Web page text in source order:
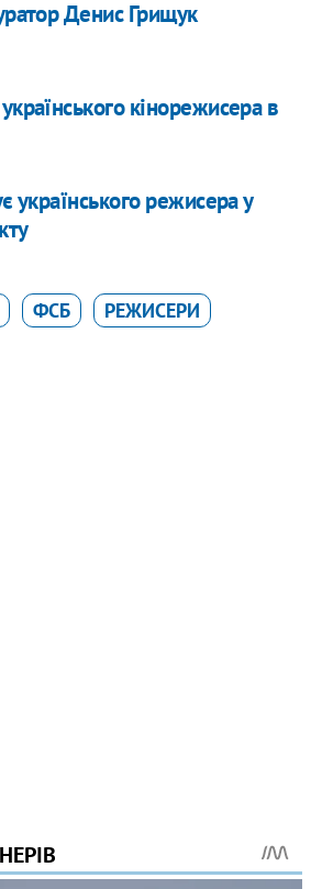
Денис Грищук
кінорежисера в
українського режисера у
ФСБ РЕЖИСЕРИ